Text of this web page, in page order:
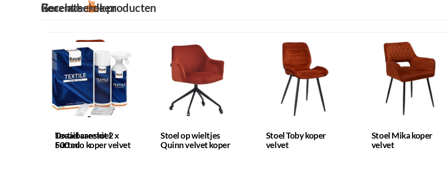
Productvideo
Gerelateerde producten
Textiel care kit 2 x
500 ml
Stoel op wieltjes
Quinn velvet koper
Stoel Toby koper
velvet
Stoel Mika koper
velvet
Recent bekeken
Draaibare stoel
Furtado koper velvet